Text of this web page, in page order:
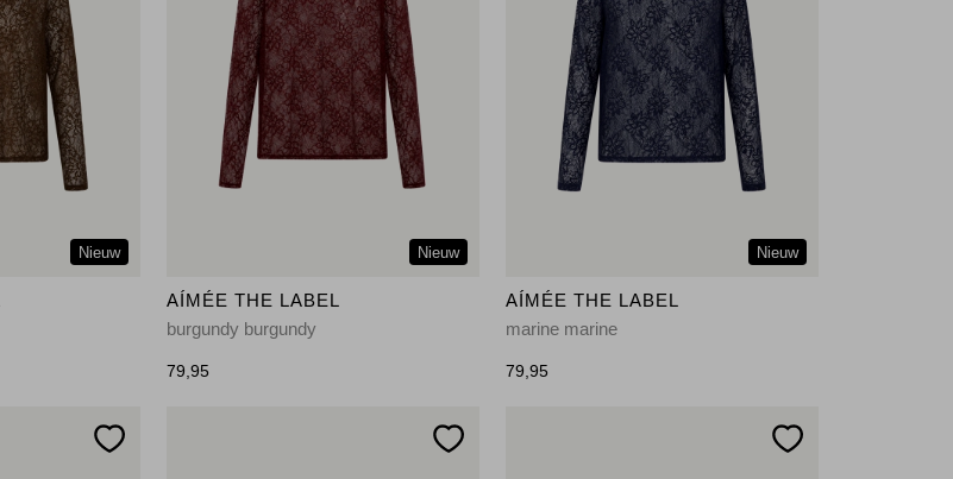
Nieuw Nieuw
AÍMÉE THE LABEL
burgundy burgundy
79,95
Nieuw
AÍMÉE THE LABEL
marine marine
79,95